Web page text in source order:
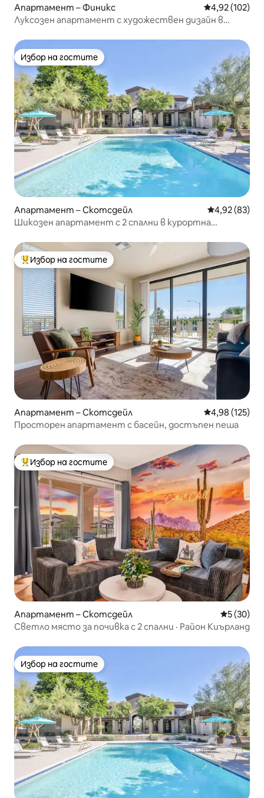
Апартамент – Финикс Средна
4,92 (102)
Луксозен апартамент с художествен дизайн в
Избор на гостите
Избор на гостите
Апартамент – Скотсдейл Средна
4,92 (83)
Шикозен апартамент с 2 спални в курортна
Най-популярен избор на гостите
Избор на гостите
Апартамент – Скотсдейл Средна
4,98 (125)
Просторен апартамент с басейн, достъпен пеша
Най-популярен избор на гостите
Избор на гостите
Апартамент – Скотсдейл Средна
5 (30)
Светло място за почивка с 2 спални · Район Киърланд
Избор на гостите
Избор на гостите